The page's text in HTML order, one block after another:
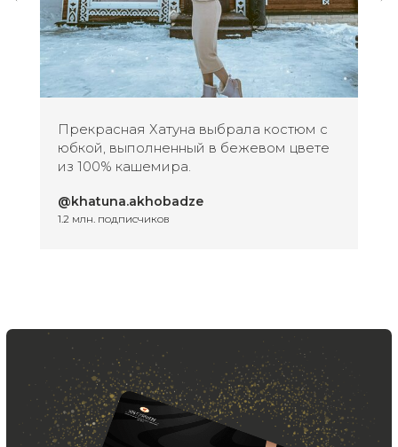
Прекрасная Хатуна выбрала костюм с
юбкой, выполненный в бежевом цвете
из 100% кашемира.
@khatuna.akhobadze
1.2 млн. подписчиков